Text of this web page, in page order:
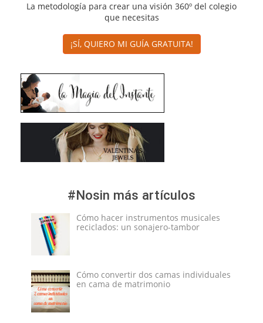
La metodología para crear una visión 360º del colegio
que necesitas
¡SÍ, QUIERO MI GUÍA GRATUITA!
#Nosin más artículos
Cómo hacer instrumentos musicales
reciclados: un sonajero-tambor
Cómo convertir dos camas individuales
en cama de matrimonio